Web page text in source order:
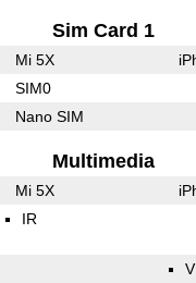
Sim Card 1
Mi 5X
SIM0
Nano SIM
Multimedia
Mi 5X
IR